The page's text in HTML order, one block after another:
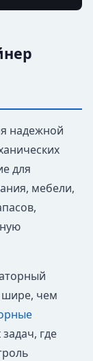
надежной
для
мебели,
шире, чем
где